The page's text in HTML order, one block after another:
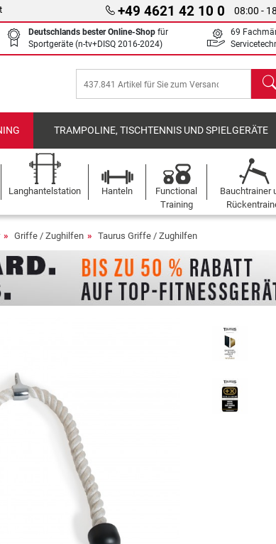
+49 4621 42 10 0 08:00 -
Deutschlands bester Online-Shop für
Sportgeräte (n-tv+DISQ 2016-2024)
69
TRAMPOLINE, TISCHTENNIS UND SPIELGERÄTE
Langhantelstation Hanteln
Functional
Training
Bauchtrainer
Griffe / Zughilfen Taurus Griffe / Zughilfen